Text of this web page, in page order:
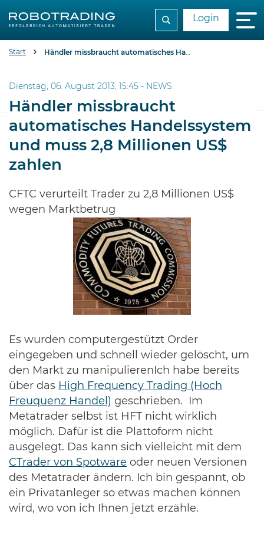
Login
Start Händler missbraucht automatisches Handelssystem und muss 2,8 Millionen US$ zahlen
Dienstag, 06. August 2013, 15:45 - NEWS
Händler missbraucht
automatisches Handelssystem
und muss 2,8 Millionen US$
zahlen
CFTC verurteilt Trader zu 2,8 Millionen US$
wegen Marktbetrug
Es wurden computergestützt Order
eingegeben und schnell wieder gelöscht, um
den Markt zu manipulierenIch habe bereits
über das High Frequency Trading (Hoch
Freuquenz Handel) geschrieben. Im
Metatrader selbst ist HFT nicht wirklich
möglich. Dafür ist die Plattoform nicht
ausgelegt. Das kann sich vielleicht mit dem
CTrader von Spotware oder neuen Versionen
des Metatrader ändern. Ich bin gespannt, ob
ein Privatanleger so etwas machen können
wird, wo von ich Ihnen jetzt erzähle.